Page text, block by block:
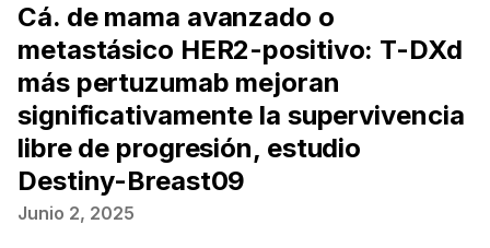
Cá. de mama avanzado o
metastásico HER2-positivo: T-DXd
más pertuzumab mejoran
significativamente la supervivencia
libre de progresión, estudio
Destiny-Breast09
Junio 2, 2025